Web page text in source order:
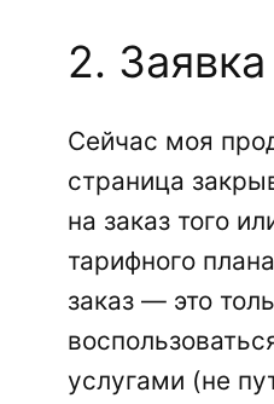
2.
Сейчас моя
страница
на заказ того
тарифного
заказ — это
услугами (не